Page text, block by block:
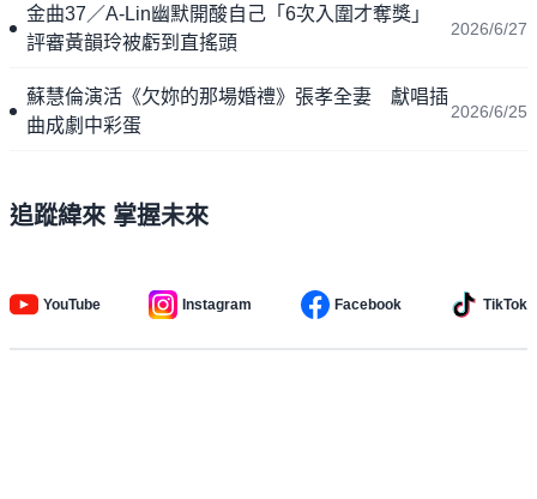
金曲37／A-Lin幽默開酸自己「6次入圍才奪獎」
評審黃韻玲被虧到直搖頭
2026/6/27
蘇慧倫演活《欠妳的那場婚禮》張孝全妻 獻唱插
曲成劇中彩蛋
2026/6/25
追蹤緯來 掌握未來
YouTube Instagram Facebook TikTok